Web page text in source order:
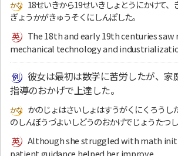
18せいきから19せいきしょとうにかけて、
ぎょうかがきゅうそくにしんぽした。
The 18th and early 19th centuries saw
mechanical technology and
彼女は最初は数学に苦労したが、家
指導のおかげで上達した。
かのじょはさいしょはすうがくにくろうし
のしんぼうづよいしどうのおかげでじょうたつし
Although she struggled with math